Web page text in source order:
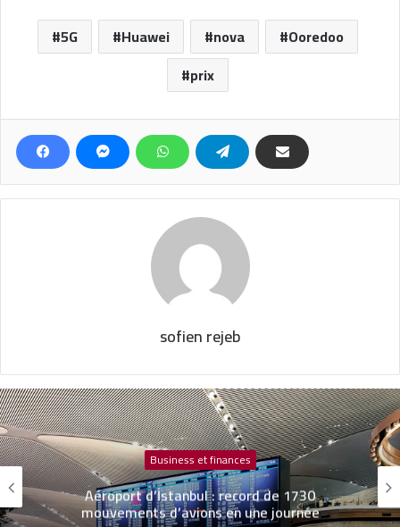
5G Huawei nova
Ooredoo
prix
sofien rejeb
Business et finances
Aéroport d’İstanbul : record de 1730
mouvements d’avions en une journée